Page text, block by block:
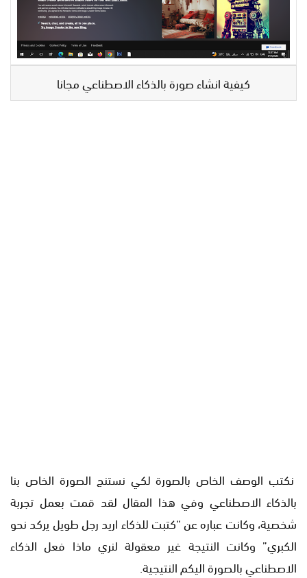
كيفية انشاء صورة بالذكاء الاصطناعي مجانا
نكتب الوصف الخاص بالصورة لكي نستنج الصورة الخاص بنا
بالذكاء الاصطناعي وفي هذا المقال لقد قمت بعمل تجربة
شخصية، وكانت عباره عن “كتبت للذكاء اريد رجل طويل يركد نحو
الكبري” وكانت النتيجة غير معقولة لنري ماذا فعل الذكاء
الاصطناعي بالصورة اليكم النتيجية.